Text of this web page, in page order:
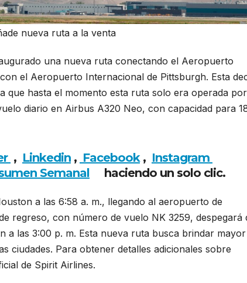
nueva ruta a la venta
una nueva ruta conectando el Aeropuerto
el Aeropuerto Internacional de Pittsburgh. Esta
que hasta el momento esta ruta solo era operada por
diario en Airbus A320 Neo, con capacidad para
, Linkedin , Facebook, Instagram
Semanal haciendo un solo clic.
a las 6:58 a. m., llegando al aeropuerto de
regreso, con número de vuelo NK 3259, despegará
a las 3:00 p. m. Esta nueva ruta busca brindar mayor
ciudades. Para obtener detalles adicionales sobre
de Spirit Airlines.